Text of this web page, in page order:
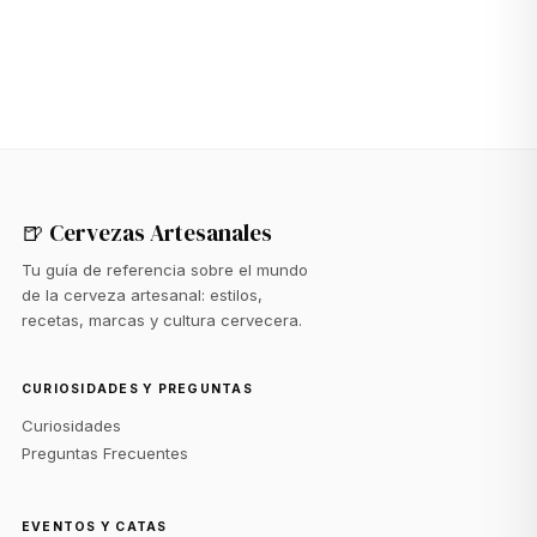
🍺 Cervezas Artesanales
Tu guía de referencia sobre el mundo
de la cerveza artesanal: estilos,
recetas, marcas y cultura cervecera.
CURIOSIDADES Y PREGUNTAS
Curiosidades
Preguntas Frecuentes
EVENTOS Y CATAS